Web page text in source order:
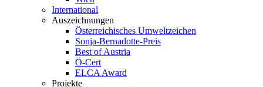
International
Auszeichnungen
Österreichisches Umweltzeichen
Sonja-Bernadotte-Preis
Best of Austria
Ö-Cert
ELCA Award
Projekte